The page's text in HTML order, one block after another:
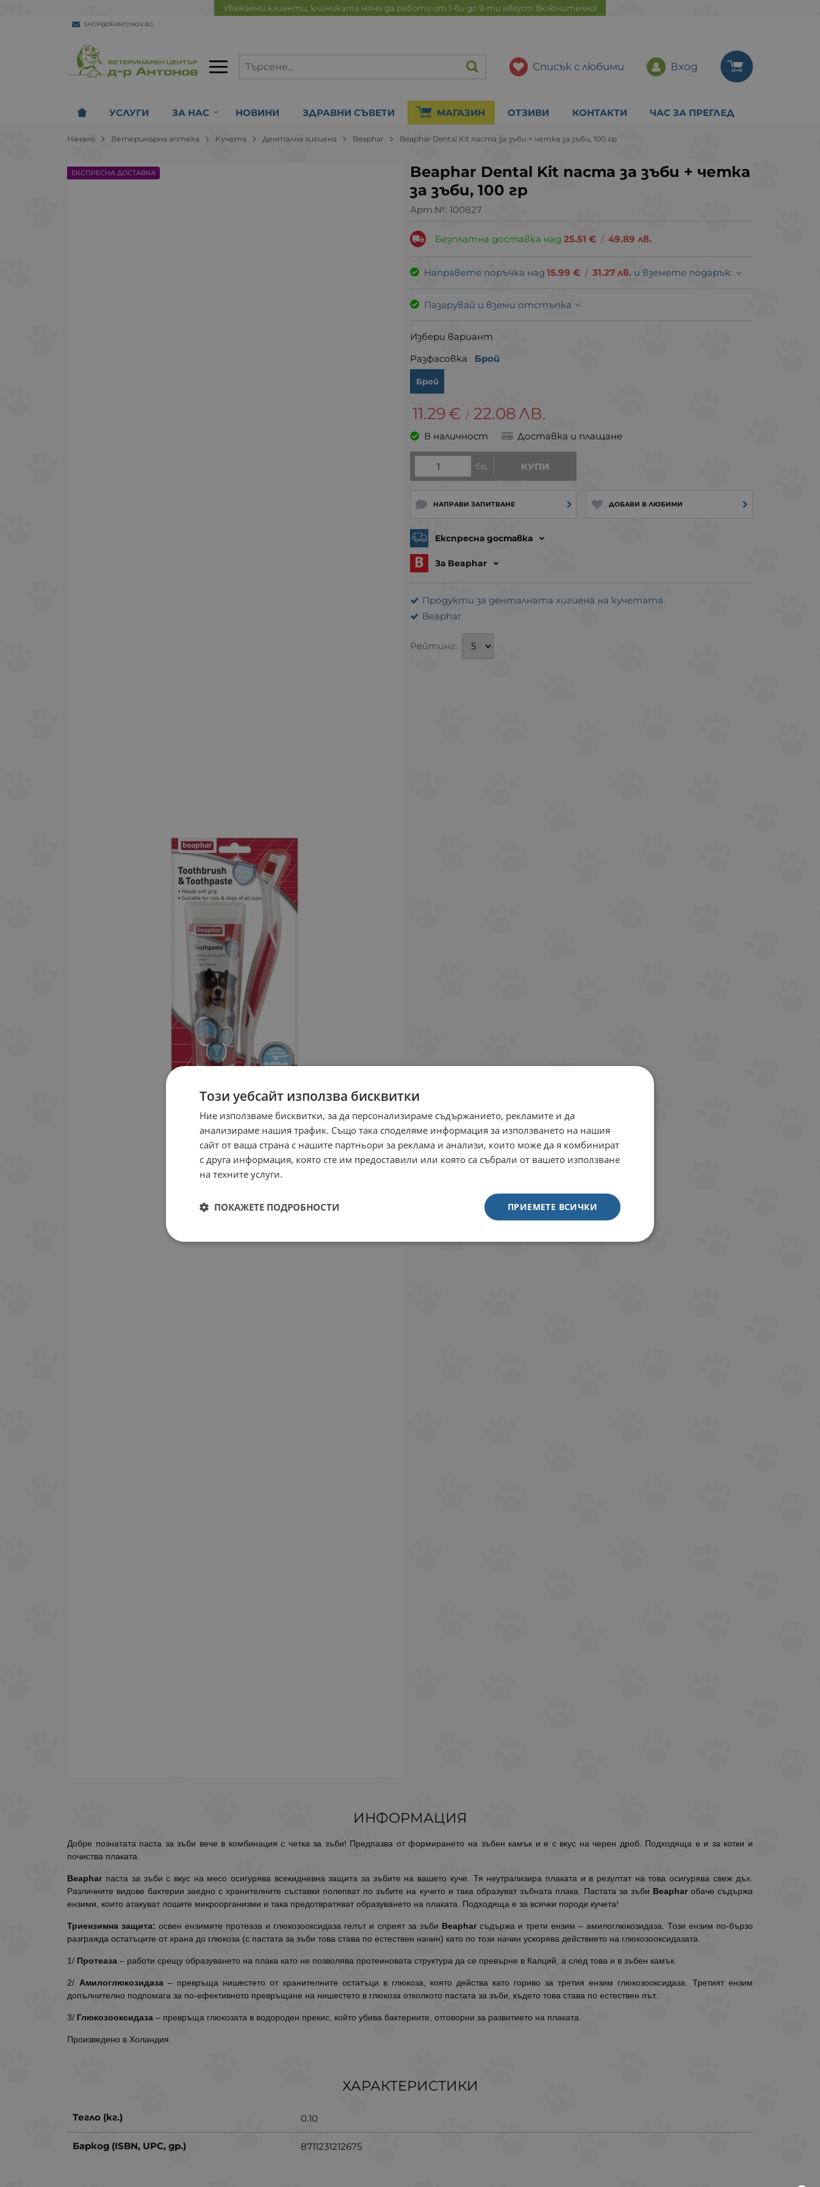
Уважаеми клиенти, клиниката няма да работи от 1-ви до 9-ти август включително!
SHOP@DRANTONOV.BG
Списък с любими Вход
УСЛУГИ ЗА НАС НОВИНИ ЗДРАВНИ СЪВЕТИ МАГАЗИН ОТЗИВИ КОНТАКТИ ЧАС ЗА ПРЕГЛЕД
Начало Ветеринарна аптека Кучета Дентална хигиена Beaphar Beaphar Dental Kit паста за зъби + четка за зъби, 100 гр
Beaphar Dental Kit паста за зъби + четка
за зъби, 100 гр
Арт.№: 100827
ЕКСПРЕСНА ДОСТАВКА
Безплатна доставка над25.51 € / 49.89 лв.
Направете поръчка над 15.99 € / 31.27 лв. и вземете подарък:
Пазарувай и вземи отстъпка
Избери вариант
Разфасовка
Брой
Брой
11.29€ / 22.08ЛВ.
В наличност Доставка и плащане
бр. КУПИ
НАПРАВИ ЗАПИТВАНЕ ДОБАВИ В ЛЮБИМИ
Експресна доставка
За Beaphar
Продукти за денталната хигиена на кучетата
Beaphar
Рейтинг:
ИНФОРМАЦИЯ
Добре познатата паста за зъби вече в комбинация с четка за зъби! Предпазва от формирането на зъбен камък и е с вкус на черен дроб. Подходяща е и за котки и
почиства плаката.
Beapharпаста за зъби с вкус на месо осигурява всекидневна защита за зъбите на вашето куче. Тя неутрализира плаката и в резултат на това осигурява свеж дъх.
Различните видове бактерии заедно с хранителните съставки полепват по зъбите на кучето и така образуват зъбната плака. Пастата за зъби Beapharобаче съдържа
ензими, които атакуват лошите микроорганизми и така предотвратяват образуването на плаката. Подходяща е за всички породи кучета!
Триензимна защита: освен ензимите протеаза и глюкозооксидаза гелът и спреят за зъби Beapharсъдържа и трети ензим – амилоглюкозидаза. Този ензим по-бързо
разгражда остатъците от храна до глюкоза (с пастата за зъби това става по естествен начин) като по този начин ускорява действието на глюкозооксидазата.
1/ Протеаза – работи срещу образуването на плака като не позволява протеиновата структура да се превърне в Калций, а след това и в зъбен камък.
2/ Амилоглюкозидаза– превръща нишестето от хранителните остатъци в глюкоза, която действа като гориво за третия ензим глюкозооксидаза. Третият ензим
допълнително подпомага за по-ефективното превръщане на нишестето в глюкоза отколкото пастата за зъби, където това става по естествен път.
3/ Глюкозооксидаза – превръща глюкозата в водороден прекис, който убива бактериите, отговорни за развитието на плаката.
Произведено в Холандия.
ХАРАКТЕРИСТИКИ
Тегло (кг.) 0.10
Баркод (ISBN, UPC, др.) 8711231212675
Този уебсайт използва бисквитки
Ние използваме бисквитки, за да персонализираме съдържанието, рекламите и да
анализираме нашия трафик. Също така споделяме информация за използването на нашия
сайт от ваша страна с нашите партньори за реклама и анализи, които може да я комбинират
с друга информация, която сте им предоставили или която са събрали от вашето използване
на техните услуги.
ПРИЕМЕТЕ ВСИЧКИ
ПОКАЖЕТЕ ПОДРОБНОСТИ